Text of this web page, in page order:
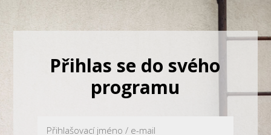
Přihlas se do svého
programu